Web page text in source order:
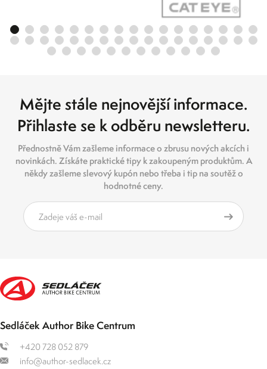
Mějte stále nejnovější informace.
Přihlaste se k odběru newsletteru.
Přednostně Vám zašleme informace o zbrusu nových akcích i
novinkách. Získáte praktické tipy k zakoupeným produktům. A
někdy zašleme slevový kupón nebo třeba i tip na soutěž o
hodnotné ceny.
Sedláček Author Bike Centrum
+420 728 052 879
info@author-sedlacek.cz